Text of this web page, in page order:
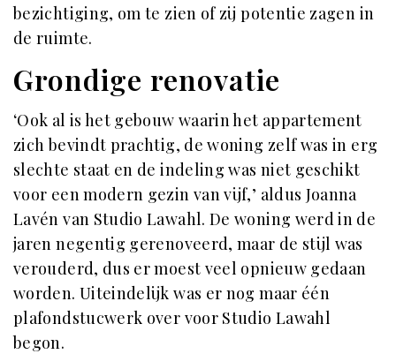
bezichtiging, om te zien of zij potentie zagen in
de ruimte.
Grondige renovatie
‘Ook al is het gebouw waarin het appartement
zich bevindt prachtig, de woning zelf was in erg
slechte staat en de indeling was niet geschikt
voor een modern gezin van vijf,’ aldus Joanna
Lavén van Studio Lawahl. De woning werd in de
jaren negentig gerenoveerd, maar de stijl was
verouderd, dus er moest veel opnieuw gedaan
worden. Uiteindelijk was er nog maar één
plafondstucwerk over voor Studio Lawahl
begon.